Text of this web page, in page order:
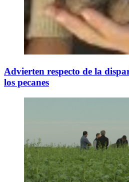
Advierten respecto de la
los pecanes